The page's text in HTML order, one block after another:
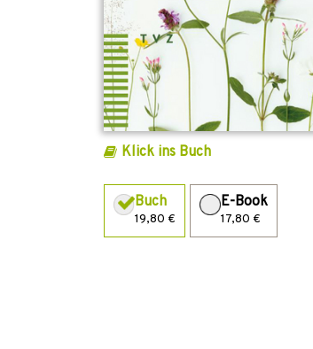
Klick ins Buch
Buch
19,80 €
E-Book
17,80 €